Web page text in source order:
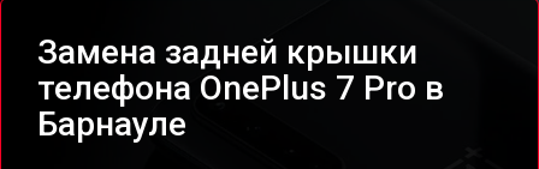
Замена задней крышки
телефона OnePlus 7 Pro в
Барнауле